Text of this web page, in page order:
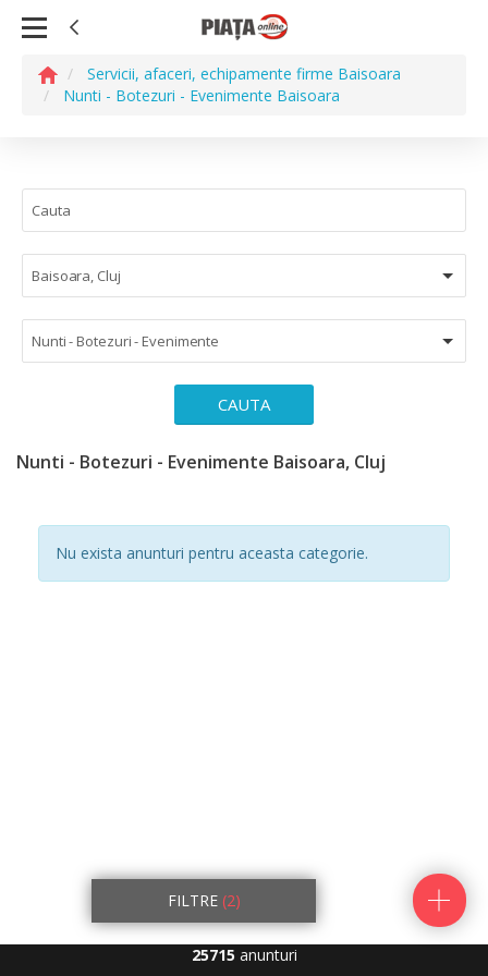
Servicii, afaceri, echipamente firme Baisoara
Nunti - Botezuri - Evenimente Baisoara
Baisoara, Cluj
Nunti - Botezuri - Evenimente
CAUTA
Nunti - Botezuri - Evenimente Baisoara, Cluj
Nu exista anunturi pentru aceasta categorie.
FILTRE (2)
25715 anunturi